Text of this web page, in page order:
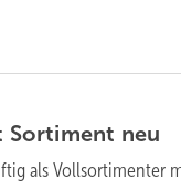
Sortiment neu
als Vollsortimenter